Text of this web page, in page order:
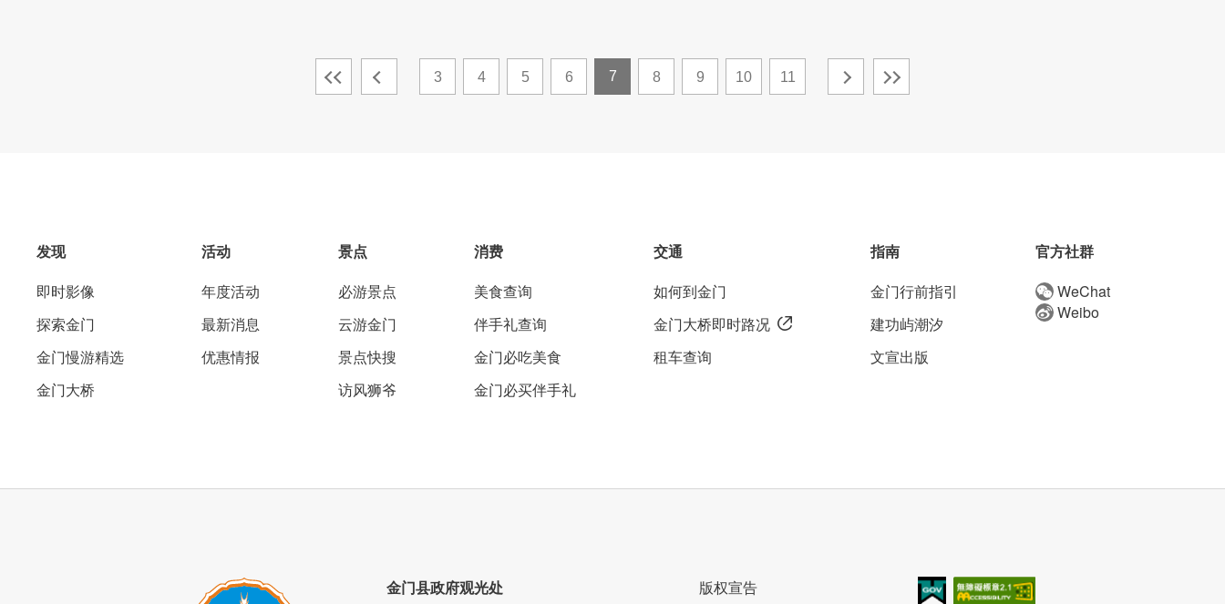
3 4 5 6 7 8 9 10 11
发现
即时影像
探索金门
金门慢游精选
金门大桥
活动
年度活动
最新消息
优惠情报
景点
必游景点
云游金门
景点快搜
访风狮爷
消费
美食查询
伴手礼查询
金门必吃美食
金门必买伴手礼
交通
如何到金门
金门大桥即时路况
租车查询
指南
金门行前指引
建功屿潮汐
文宣出版
官方社群
WeChat
Weibo
金门县政府观光处 版权宣告